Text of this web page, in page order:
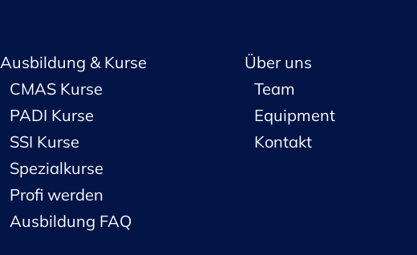
Ausbildung & Kurse
CMAS Kurse
PADI Kurse
SSI Kurse
Spezialkurse
Profi werden
Ausbildung FAQ
Über uns
Team
Equipment
Kontakt